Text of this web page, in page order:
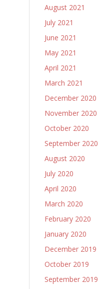
August 2021
July 2021
June 2021
May 2021
April 2021
March 2021
December 2020
November 2020
October 2020
September 2020
August 2020
July 2020
April 2020
March 2020
February 2020
January 2020
December 2019
October 2019
September 2019